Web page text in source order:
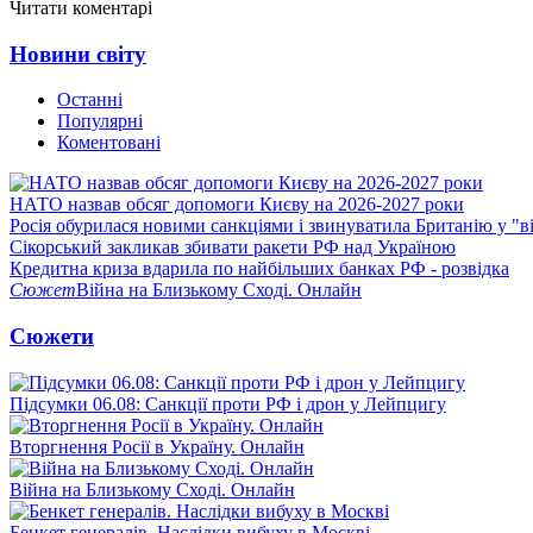
Читати коментарі
Новини світу
Останні
Популярні
Коментовані
НАТО назвав обсяг допомоги Києву на 2026-2027 роки
Росія обурилася новими санкціями і звинуватила Британію у
Сікорський закликав збивати ракети РФ над Україною
Кредитна криза вдарила по найбільших банках РФ - розвідка
СюжетВійна на Близькому Сході. Онлайн
Сюжети
Підсумки 06.08: Санкції проти РФ і дрон у Лейпцигу
Вторгнення Росії в Україну. Онлайн
Війна на Близькому Сході. Онлайн